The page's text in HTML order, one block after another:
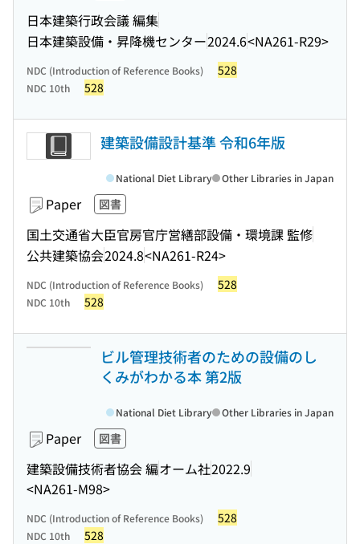
日本建築行政会議 編集
日本建築設備・昇降機センター2024.6<NA261-R29>
NDC (Introduction of Reference Books) 528
NDC 10th 528
建築設備設計基準 令和6年版
Paper 図書
国土交通省大臣官房官庁営繕部設備・環境課 監修
公共建築協会2024.8<NA261-R24>
National Diet Library Other Libraries in Japan
NDC (Introduction of Reference Books) 528
NDC 10th 528
ビル管理技術者のための設備のし
くみがわかる本 第2版
Paper 図書
建築設備技術者協会 編オーム社2022.9
<NA261-M98>
National Diet Library Other Libraries in Japan
NDC (Introduction of Reference Books) 528
NDC 10th 528